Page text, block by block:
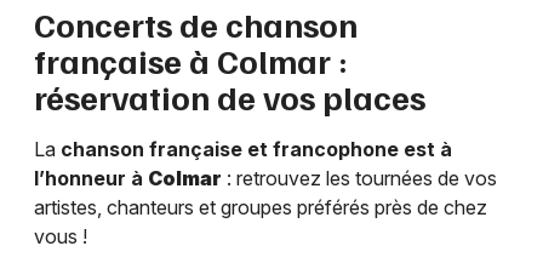
Concerts de chanson
française à Colmar :
réservation de vos places
La chanson française et francophone est à
l’honneur à Colmar : retrouvez les tournées de vos
artistes, chanteurs et groupes préférés près de chez
vous !